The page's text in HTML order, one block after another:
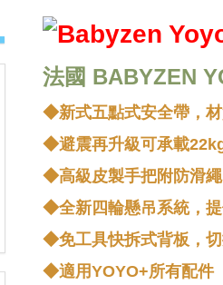
法國 BABYZEN
◆新式五點式安全帶，
◆避震再升級可承載
◆高級皮製手把附防滑
◆全新四輪懸吊系統，
◆免工具快拆式背板，切
◆適用YOYO+所有配件